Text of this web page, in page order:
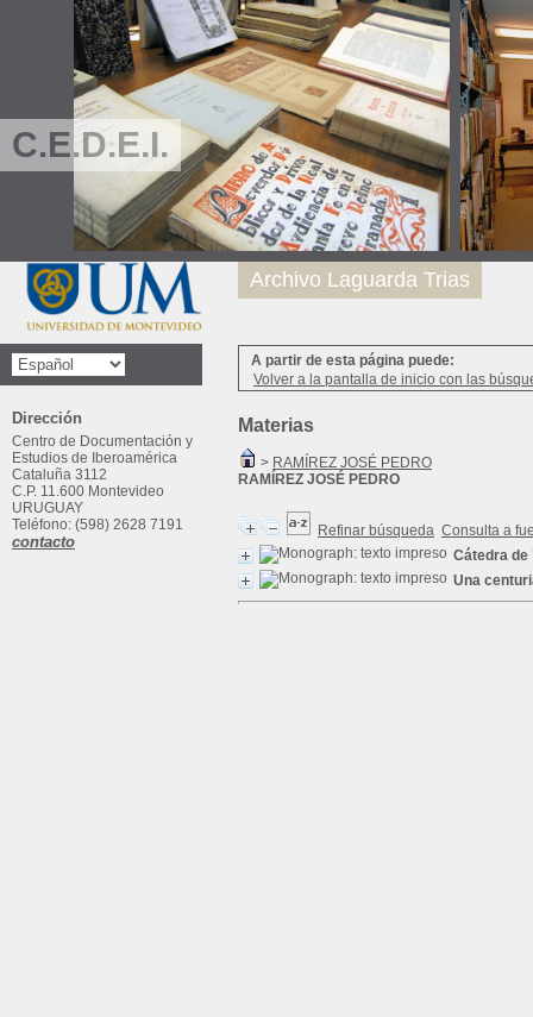
C.E.D.E.I.
A partir de esta página puede:
Volver a la pantalla de inicio con las
Materias
> RAMÍREZ JOSÉ PEDRO
RAMÍREZ JOSÉ PEDRO
Refinar búsqueda Consulta a
Cátedra
Una
Archivo Laguarda Trias
Dirección
Centro de Documentación y
Estudios de Iberoamérica
Cataluña 3112
C.P. 11.600 Montevideo
URUGUAY
Teléfono: (598) 2628 7191
contacto